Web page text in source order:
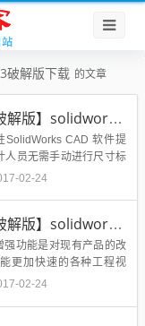
破解版下载 的文章
【solidworks2013破解版】solidworks2013破解版下载中文32位亲测可用
SolidWorks CAD 软件提
人员无需手动进行尺寸标
需单击就能使尺寸标注
02-24
【solidworks2013破解版】solidworks2013破解版下载中文64位亲测可用
功能是对现有产品的改
更加快速的各种工程视
;便捷切换显示零件中的
02-24